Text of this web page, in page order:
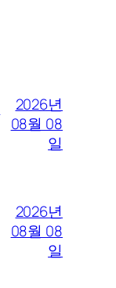
2026년
08월 08
일
2026년
08월 08
일